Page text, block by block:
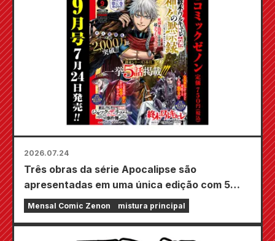
de outubro!
2026.07.24
Três obras da série Apocalipse são
apresentadas em uma única edição com 5
capítulos!! A edição de setembro de 2026 da
revista em quadrinhos mensal Zenon estará à
venda em 24 de julho!!
Mensal Comic Zenon mistura principal